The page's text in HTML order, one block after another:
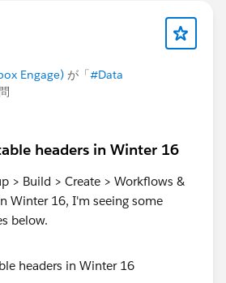
Engage) が「#Data
headers in Winter 16
> Build > Create > Workflows &
Winter 16, I'm seeing some
below.